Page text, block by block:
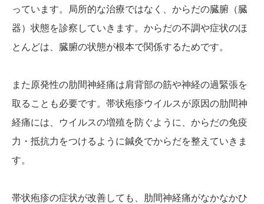
っています。局所的な治療ではなく、からだの臓腑（臓
器）状態を診察していきます。からだの不調や症状のほ
とんどは、臓腑の状態が根本で関係するためです。
また原発性の肋間神経痛は肩背部の筋や神経の過緊張を
取ることも必要です。帯状疱疹ウイルスが原因の肋間神
経痛には、ウイルスの増殖を防ぐように、からだの免疫
力・抵抗力をつけるように鍼灸でからだを整えていきま
す。
帯状疱疹の症状が改善しても、肋間神経痛がなかなかひ